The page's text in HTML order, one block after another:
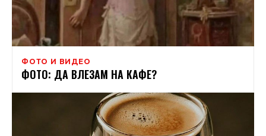
ФОТО И ВИДЕО
ФОТО: ДА ВЛЕЗАМ НА КАФЕ?